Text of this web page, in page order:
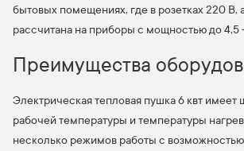
бытовых помещениях, где в розетках 220 В,
рассчитана на приборы с мощностью до 4,5
Преимущества
Электрическая тепловая пушка 6 квт имеет
рабочей температуры и температуры
несколько режимов работы с возможностью